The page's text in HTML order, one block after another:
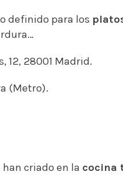
definido para los
12, 28001 Madrid.
(Metro).
han criado en la cocina